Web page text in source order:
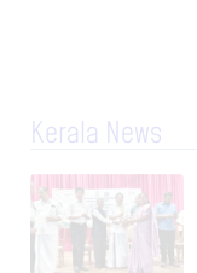
Kerala News